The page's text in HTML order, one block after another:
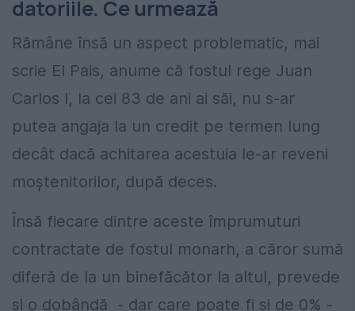
datoriile. Ce urmează
Rămâne însă un aspect problematic, mai
scrie El Pais, anume că fostul rege Juan
Carlos I, la cei 83 de ani ai săi, nu s-ar
putea angaja la un credit pe termen lung
decât dacă achitarea acestuia le-ar reveni
moştenitorilor, după deces.
Însă fiecare dintre aceste împrumuturi
contractate de fostul monarh, a căror sumă
diferă de la un binefăcător la altul, prevede
şi o dobândă - dar care poate fi și de 0% -